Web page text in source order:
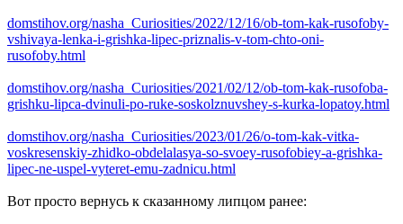
domstihov.org/nasha_Curiosities/2022/12/16/ob-tom-kak-rusofoby-
vshivaya-lenka-i-grishka-lipec-priznalis-v-tom-chto-oni-
rusofoby.html
domstihov.org/nasha_Curiosities/2021/02/12/ob-tom-kak-rusofoba-
grishku-lipca-dvinuli-po-ruke-soskolznuvshey-s-kurka-lopatoy.html
domstihov.org/nasha_Curiosities/2023/01/26/o-tom-kak-vitka-
voskresenskiy-zhidko-obdelalasya-so-svoey-rusofobiey-a-grishka-
lipec-ne-uspel-vyteret-emu-zadnicu.html
Вот просто вернусь к сказанному липцом ранее: